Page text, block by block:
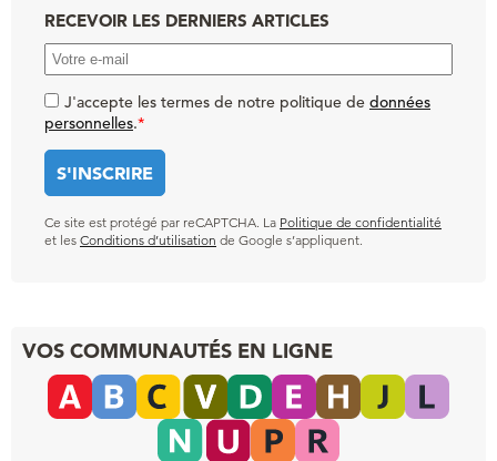
RECEVOIR LES DERNIERS ARTICLES
J'accepte les termes de notre politique de données
personnelles.*
Ce site est protégé par reCAPTCHA. La Politique de confidentialité
et les Conditions d’utilisation de Google s’appliquent.
VOS COMMUNAUTÉS EN LIGNE